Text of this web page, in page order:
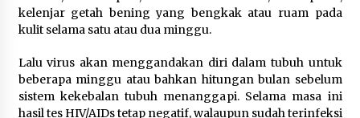
8 Agustus 2026
kelenjar getah bening yang bengkak atau ruam pada
kulit selama satu atau dua minggu.
Lalu virus akan menggandakan diri dalam tubuh untuk
beberapa minggu atau bahkan hitungan bulan sebelum
sistem kekebalan tubuh menanggapi. Selama masa ini
hasil tes HIV/AIDs tetap negatif, walaupun sudah terinfeksi